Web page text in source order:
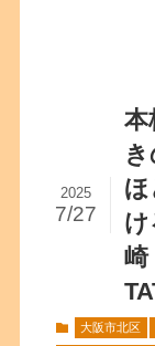
本
2025
7/27
大阪市北区